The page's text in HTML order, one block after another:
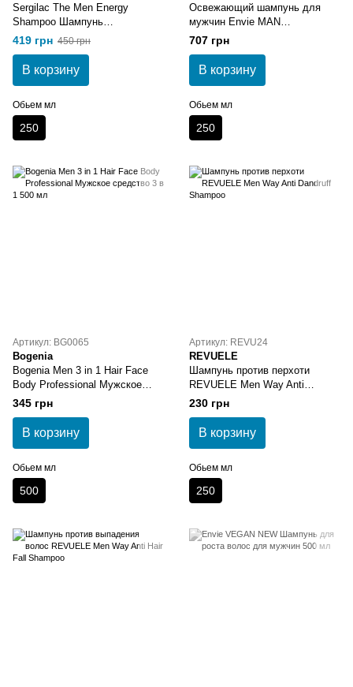
Sergilac The Men Energy
Shampoo Шампунь
кондиционер с ментолом
тройного действия 250 мл
419 грн 450 грн
В корзину
Обьем мл
250
Освежающий шампунь для
мужчин Envie MAN
ENERGIZING Shampoo 250 мл
707 грн
В корзину
Обьем мл
250
Артикул: BG0065
Bogenia
Bogenia Men 3 in 1 Hair Face
Body Professional Мужское
средство 3 в 1 500 мл
345 грн
В корзину
Обьем мл
500
Артикул: REVU24
REVUELE
Шампунь против перхоти
REVUELE Men Way Anti
Dandruff Shampoo
230 грн
В корзину
Обьем мл
250